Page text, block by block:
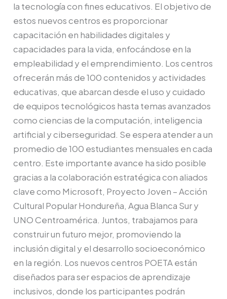
la tecnología con fines educativos. El objetivo de
estos nuevos centros es proporcionar
capacitación en habilidades digitales y
capacidades para la vida, enfocándose en la
empleabilidad y el emprendimiento. Los centros
ofrecerán más de 100 contenidos y actividades
educativas, que abarcan desde el uso y cuidado
de equipos tecnológicos hasta temas avanzados
como ciencias de la computación, inteligencia
artificial y ciberseguridad. Se espera atender a un
promedio de 100 estudiantes mensuales en cada
centro. Este importante avance ha sido posible
gracias a la colaboración estratégica con aliados
clave como Microsoft, Proyecto Joven – Acción
Cultural Popular Hondureña, Agua Blanca Sur y
UNO Centroamérica. Juntos, trabajamos para
construir un futuro mejor, promoviendo la
inclusión digital y el desarrollo socioeconómico
en la región. Los nuevos centros POETA están
diseñados para ser espacios de aprendizaje
inclusivos, donde los participantes podrán